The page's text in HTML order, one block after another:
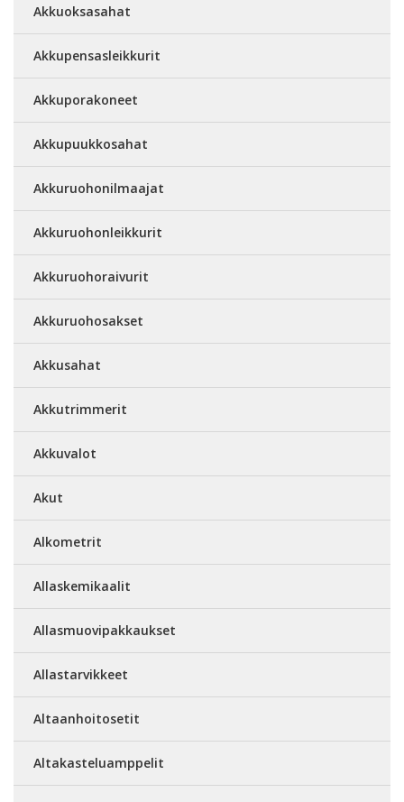
Akkuoksasahat
Akkupensasleikkurit
Akkuporakoneet
Akkupuukkosahat
Akkuruohonilmaajat
Akkuruohonleikkurit
Akkuruohoraivurit
Akkuruohosakset
Akkusahat
Akkutrimmerit
Akkuvalot
Akut
Alkometrit
Allaskemikaalit
Allasmuovipakkaukset
Allastarvikkeet
Altaanhoitosetit
Altakasteluamppelit